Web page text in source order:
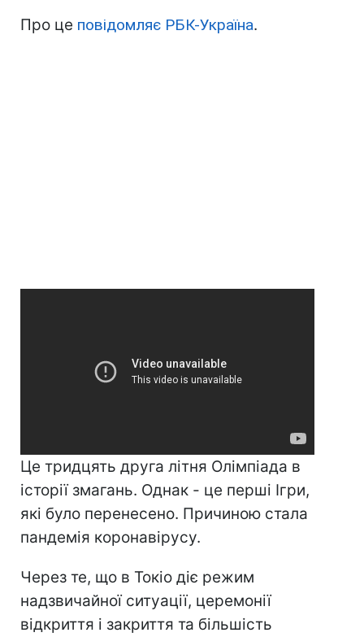
Про це повідомляє РБК-Україна.
Це тридцять друга літня Олімпіада в
історії змагань. Однак - це перші Ігри,
які було перенесено. Причиною стала
пандемія коронавірусу.
Через те, що в Токіо діє режим
надзвичайної ситуації, церемонії
відкриття і закриття та більшість